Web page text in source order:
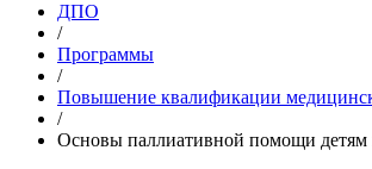
ДПО
/
Программы
/
Повышение квалификации
/
Основы паллиативной помощи детям